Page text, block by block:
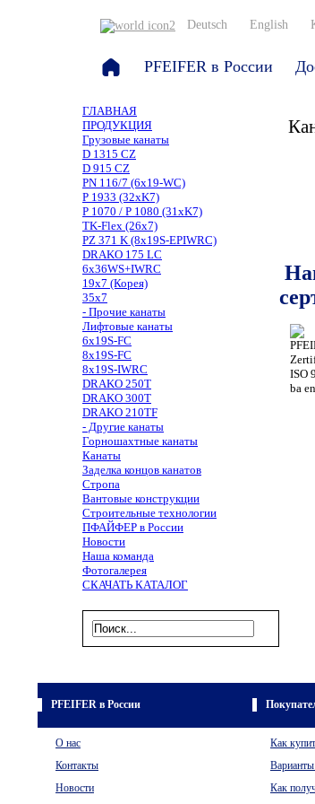
Deutsch English
PFEIFER в России
ГЛАВНАЯ
ПРОДУКЦИЯ
Грузовые канаты
D 1315 CZ
D 915 CZ
PN 116/7 (6x19-WC)
P 1933 (32xK7)
P 1070 / P 1080 (31xK7)
TK-Flex (26x7)
PZ 371 K (8x19S-EPIWRC)
DRAKO 175 LC
6x36WS+IWRC
19x7 (Корея)
35x7
- Прочие канаты
Лифтовые канаты
6x19S-FC
8x19S-FC
8x19S-IWRC
DRAKO 250T
DRAKO 300T
DRAKO 210TF
- Другие канаты
Горношахтные канаты
Канаты
Заделка концов канатов
Стропа
Вантовые конструкции
Строительные технологии
ПФАЙФЕР в России
Новости
Наша команда
Фотогалерея
СКАЧАТЬ КАТАЛОГ
PFEIFER в России
О нас
Контакты
Новости
Как
Как